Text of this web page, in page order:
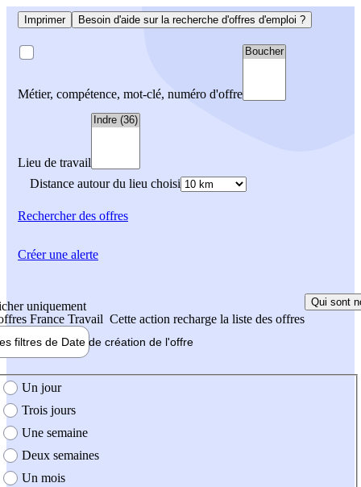
Imprimer Besoin d'aide sur la recherche d'offres d'emploi ?
Métier, compétence, mot-clé, numéro d'offre
Lieu de travail
Distance autour du lieu choisi
Rechercherdes offres
uniquement
France Travail Cette action recharge la liste des offres
Qui sont
filtres de Date de création de l'offre
création de l'offre
Un jour
Trois jours
Une semaine
Deux semaines
Un mois
Créer une alerte